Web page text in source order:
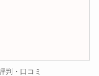
判・口コミ